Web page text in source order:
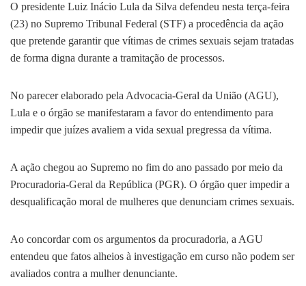
O presidente Luiz Inácio Lula da Silva defendeu nesta terça-feira
(23) no Supremo Tribunal Federal (STF) a procedência da ação
que pretende garantir que vítimas de crimes sexuais sejam tratadas
de forma digna durante a tramitação de processos.
No parecer elaborado pela Advocacia-Geral da União (AGU),
Lula e o órgão se manifestaram a favor do entendimento para
impedir que juízes avaliem a vida sexual pregressa da vítima.
A ação chegou ao Supremo no fim do ano passado por meio da
Procuradoria-Geral da República (PGR). O órgão quer impedir a
desqualificação moral de mulheres que denunciam crimes sexuais.
Ao concordar com os argumentos da procuradoria, a AGU
entendeu que fatos alheios à investigação em curso não podem ser
avaliados contra a mulher denunciante.